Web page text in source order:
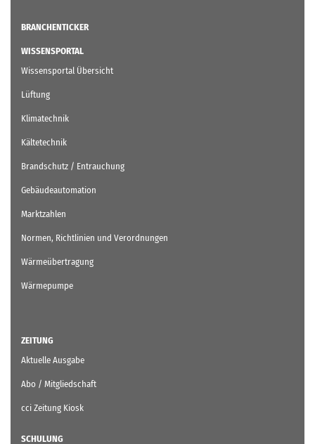
BRANCHENTICKER
WISSENSPORTAL
Wissensportal Übersicht
Lüftung
Klimatechnik
Kältetechnik
Brandschutz / Entrauchung
Gebäudeautomation
Marktzahlen
Normen, Richtlinien und Verordnungen
Wärmeübertragung
Wärmepumpe
ZEITUNG
Aktuelle Ausgabe
Abo / Mitgliedschaft
cci Zeitung Kiosk
SCHULUNG